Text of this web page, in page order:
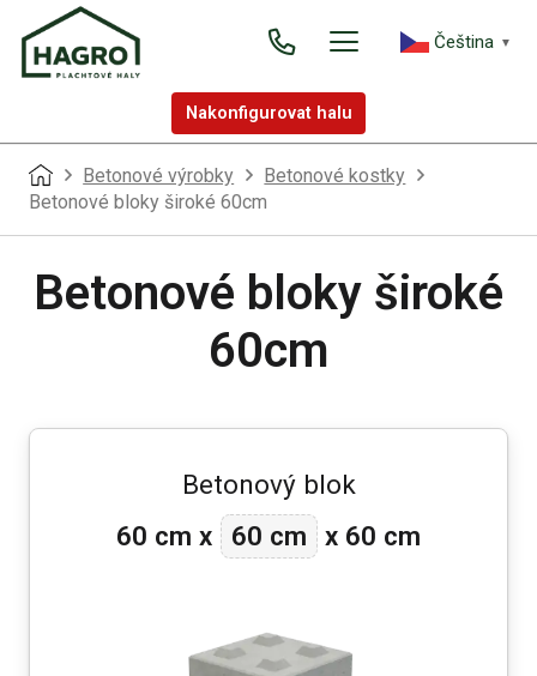
Čeština‎ ▼
Nakonfigurovat halu
Betonové výrobky
Betonové kostky
Betonové bloky široké 60cm
Betonové bloky široké
60cm
Betonový blok
60 cm x 60 cm x 60 cm